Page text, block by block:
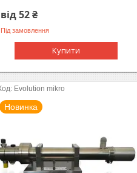
від 52 ₴
Під замовлення
Купити
Evolution mikro
Новинка